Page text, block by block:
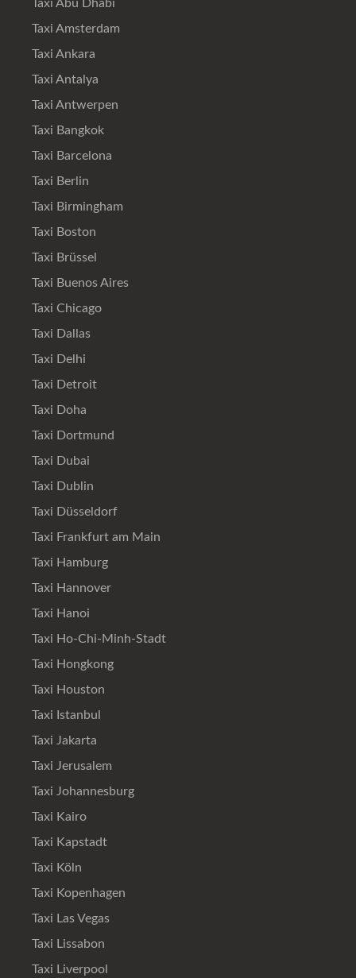
Taxi Abu Dhabi
Taxi Amsterdam
Taxi Ankara
Taxi Antalya
Taxi Antwerpen
Taxi Bangkok
Taxi Barcelona
Taxi Berlin
Taxi Birmingham
Taxi Boston
Taxi Brüssel
Taxi Buenos Aires
Taxi Chicago
Taxi Dallas
Taxi Delhi
Taxi Detroit
Taxi Doha
Taxi Dortmund
Taxi Dubai
Taxi Dublin
Taxi Düsseldorf
Taxi Frankfurt am Main
Taxi Hamburg
Taxi Hannover
Taxi Hanoi
Taxi Ho-Chi-Minh-Stadt
Taxi Hongkong
Taxi Houston
Taxi Istanbul
Taxi Jakarta
Taxi Jerusalem
Taxi Johannesburg
Taxi Kairo
Taxi Kapstadt
Taxi Köln
Taxi Kopenhagen
Taxi Las Vegas
Taxi Lissabon
Taxi Liverpool